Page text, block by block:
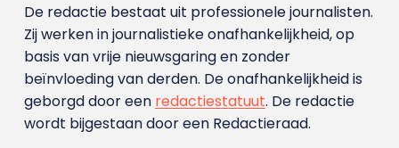
De redactie bestaat uit professionele journalisten.
Zij werken in journalistieke onafhankelijkheid, op
basis van vrije nieuwsgaring en zonder
beïnvloeding van derden. De onafhankelijkheid is
geborgd door een redactiestatuut. De redactie
wordt bijgestaan door een Redactieraad.